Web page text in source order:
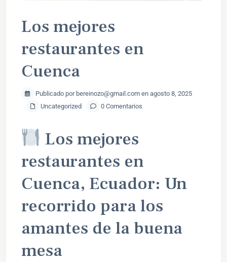
Los mejores
restaurantes en
Cuenca
Publicado por bereinozo@gmail.com en agosto 8, 2025
Uncategorized
0 Comentarios
Los mejores
restaurantes en
Cuenca, Ecuador: Un
recorrido para los
amantes de la buena
mesa